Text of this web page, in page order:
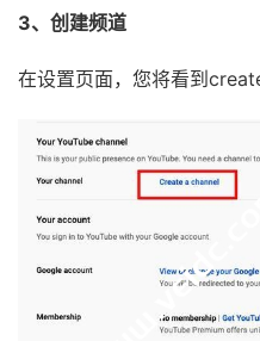
3、创建频道
在设置页面，您将看到